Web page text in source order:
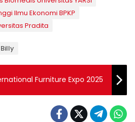
Ilmu Ekonomi BPKP
Pradita
Furniture Expo 2025